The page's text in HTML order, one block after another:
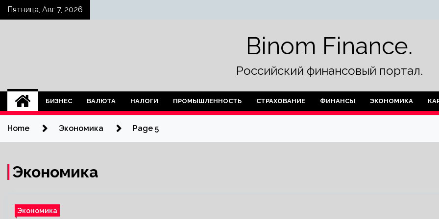
SkipПятница, Авг 7, 2026
Binom Finance.
Российский финансовый портал.
БИЗНЕС ВАЛЮТА НАЛОГИ ПРОМЫШЛЕННОСТЬ СТРАХОВАНИЕ ФИНАНСЫ ЭКОНОМИКА
Home Экономика Page 5
Экономика
Экономика